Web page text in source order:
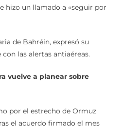
hizo un llamado a «seguir por
de Bahréin, expresó su
las alertas antiaéreas.
vuelve a planear sobre
por el estrecho de Ormuz
el acuerdo firmado el mes